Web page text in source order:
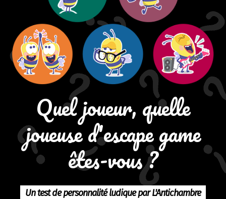
Quel joueur, quelle
joueused'escape game
êtes-vous ?
Un test de personnalité ludique par L'Antichambre